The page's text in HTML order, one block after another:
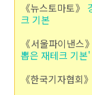
《뉴스토마토》
크 기본
《서울파이낸스》
뽑은 재테크 기본
《한국기자협회》